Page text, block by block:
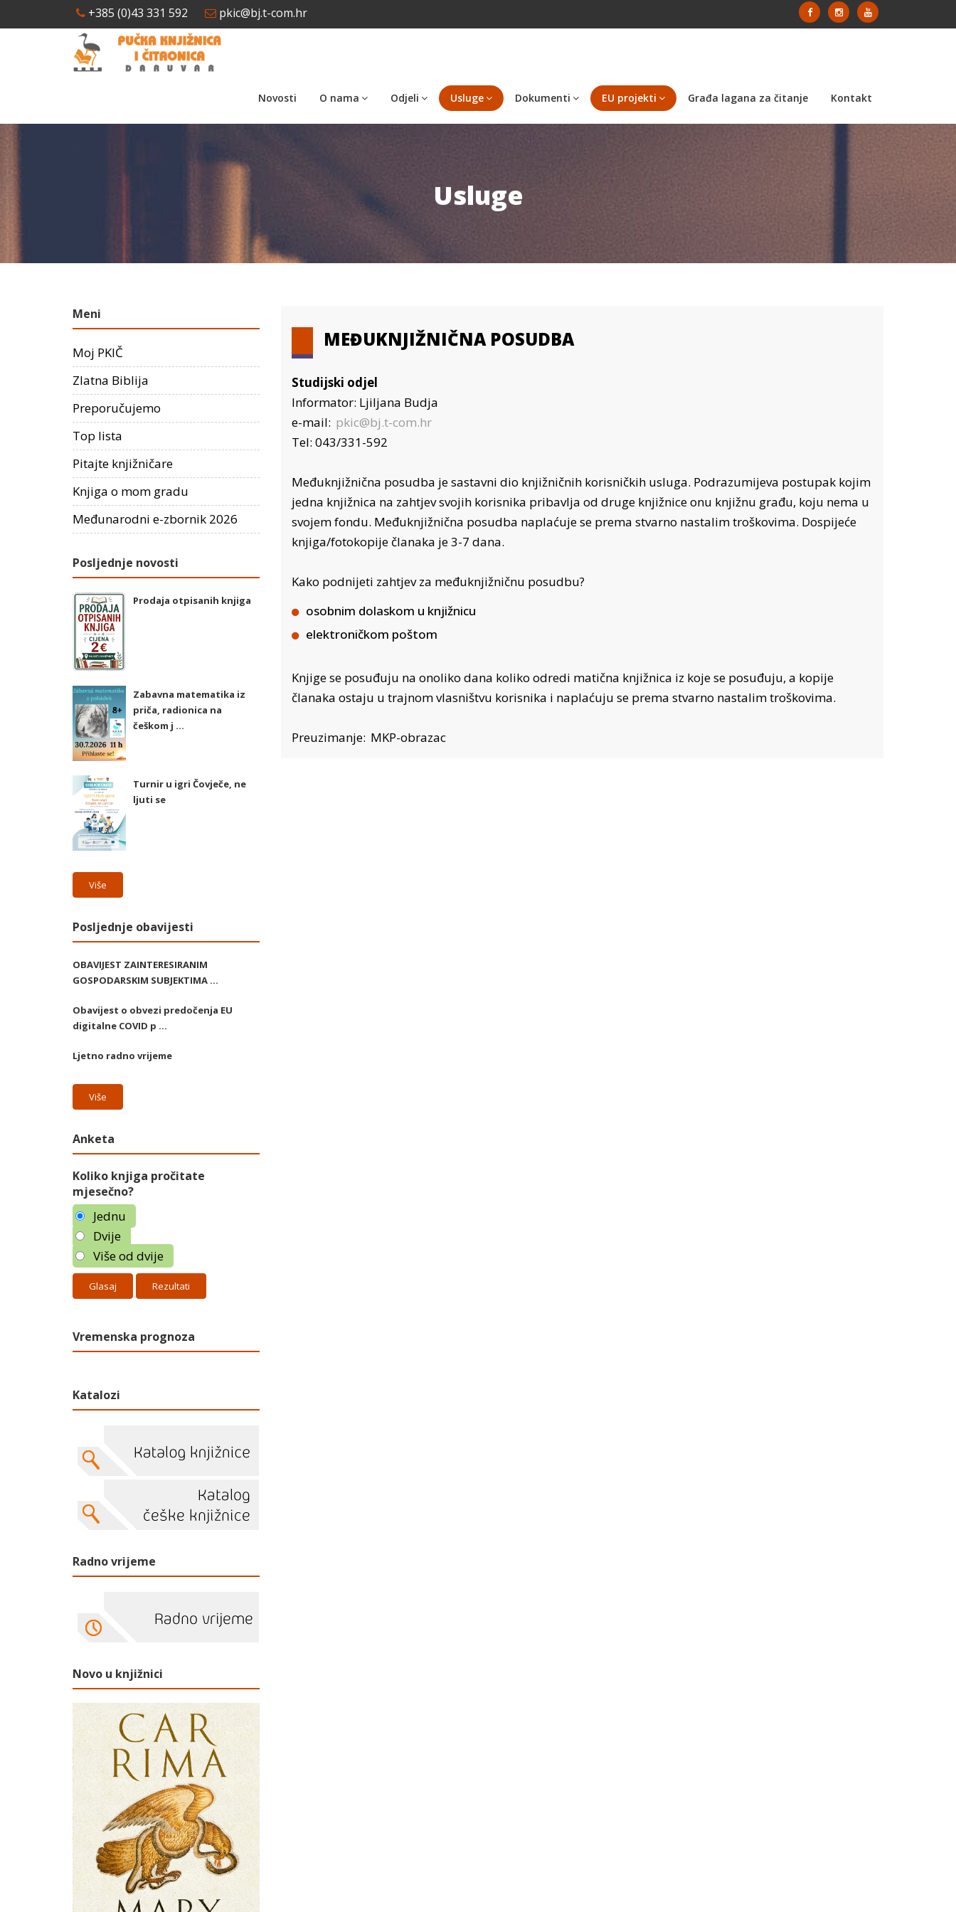
+385 (0)43 331 592 pkic@bj.t-com.hr
Novosti O nama Odjeli Usluge Dokumenti EU projekti Građa lagana za čitanje Kontakt
Usluge
MEĐUKNJIŽNIČNA POSUDBA
Studijski odjel
Informator: Ljiljana Budja
e-mail: pkic@bj.t-com.hr
Tel: 043/331-592
Međuknjižnična posudba je sastavni dio knjižničnih korisničkih usluga. Podrazumijeva postupak kojim
jedna knjižnica na zahtjev svojih korisnika pribavlja od druge knjižnice onu knjižnu građu, koju nema u
svojem fondu. Međuknjižnična posudba naplaćuje se prema stvarno nastalim troškovima. Dospijeće
knjiga/fotokopije članaka je 3-7 dana.
Kako podnijeti zahtjev za međuknjižničnu posudbu?
osobnim dolaskom u knjižnicu
elektroničkom poštom
Knjige se posuđuju na onoliko dana koliko odredi matična knjižnica iz koje se posuđuju, a kopije
članaka ostaju u trajnom vlasništvu korisnika i naplaćuju se prema stvarno nastalim troškovima.
Preuzimanje: MKP-obrazac
Meni
Moj PKIČ
Zlatna Biblija
Preporučujemo
Top lista
Pitajte knjižničare
Knjiga o mom gradu
Međunarodni e-zbornik 2026
Posljednje novosti
Prodaja otpisanih knjiga
Zabavna matematika iz
priča, radionica na
češkom j ...
Turnir u igri Čovječe, ne
ljuti se
Više
Posljednje obavijesti
OBAVIJEST ZAINTERESIRANIM
GOSPODARSKIM SUBJEKTIMA ...
Obavijest o obvezi predočenja EU
digitalne COVID p ...
Ljetno radno vrijeme
Više
Anketa
Koliko knjiga pročitate
mjesečno?
Jednu
Dvije
Više od dvije
Rezultati
Vremenska prognoza
Katalozi
Radno vrijeme
Novo u knjižnici